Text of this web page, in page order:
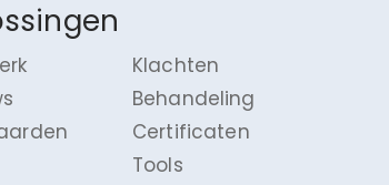
Klachten
Behandeling
Certificaten
Tools